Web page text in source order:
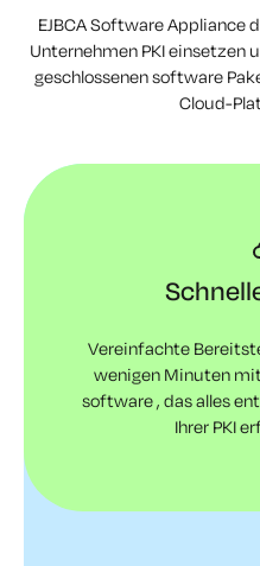
EJBCA Software Appliance
Unternehmen PKI einsetzen
geschlossenensoftware
Cloud-
Vereinfachte
wenigen Minuten
software , das alles
Ihrer PKI